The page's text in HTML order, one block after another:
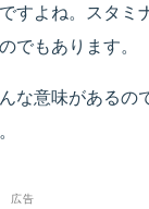
すよね。スタミ
でもあります。
な意味があるの
広告